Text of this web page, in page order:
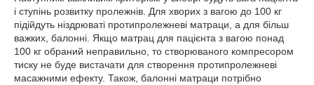
і ступінь розвитку пролежнів. Для хворих з вагою до 100 кг
підійдуть ніздрюваті протипролежневі матраци, а для більш
важких, балонні. Якщо матрац для пацієнта з вагою понад
100 кг обраний неправильно, то створюваного компресором
тиску не буде вистачати для створення протипролежневі
масажними ефекту. Також, балонні матраци потрібно